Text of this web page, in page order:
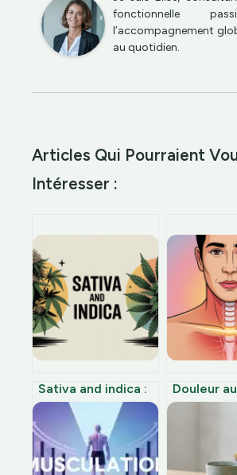
fonctionnelle
l’accompagnement
au quotidien.
Articles Qui Pourraient
Intéresser :
Sativa and indica :
comprendre les
différences et bien
choisir
Douleur
un mois
comment